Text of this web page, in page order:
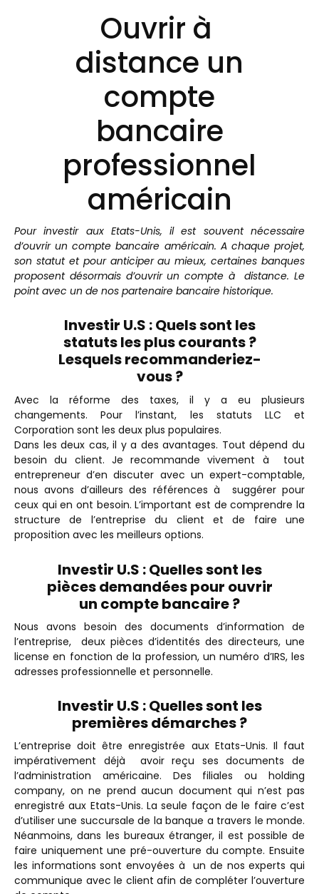
Ouvrir à
distance un
compte
bancaire
professionnel
américain
Pour investir aux Etats-Unis, il est souvent nécessaire
d’ouvrir un compte bancaire américain. A chaque projet,
son statut et pour anticiper au mieux, certaines banques
proposent désormais d’ouvrir un compte à distance. Le
point avec un de nos partenaire bancaire historique.
Investir U.S : Quels sont les
statuts les plus courants ?
Lesquels recommanderiez-
vous ?
Avec la réforme des taxes, il y a eu plusieurs
changements. Pour l’instant, les statuts LLC et
Corporation sont les deux plus populaires.
Dans les deux cas, il y a des avantages. Tout dépend du
besoin du client. Je recommande vivement à tout
entrepreneur d’en discuter avec un expert-comptable,
nous avons d’ailleurs des références à suggérer pour
ceux qui en ont besoin.L’important est de comprendre la
structure de l’entreprise du client et de faire une
proposition avec les meilleurs options.
Investir U.S :Quelles sont les
pièces demandées pour ouvrir
un compte bancaire ?
Nous avons besoin des documents d’information de
l’entreprise, deux pièces d’identités des directeurs, une
license en fonction de la profession, un numéro d’IRS, les
adresses professionnelle et personnelle.
Investir U.S : Quelles sont les
premières démarches ?
L’entreprise doit être enregistrée aux Etats-Unis. Il faut
impérativement déjà avoir reçu ses documents de
l’administration américaine. Des filiales ou holding
company, on ne prend aucun document qui n’est pas
enregistré aux Etats-Unis. La seule façon de le faire c’est
d’utiliser une succursale de la banque a travers le monde.
Néanmoins, dans les bureaux étranger, il est possible de
faire uniquement une pré-ouverture du compte. Ensuite
les informations sont envoyées à un de nos experts qui
communique avec le client afin de compléter l’ouverture